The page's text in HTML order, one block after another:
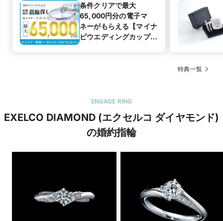
条件クリアで最大
65,000円分の電子マ
ネーがもらえる【マイナ
ビウエディングカップル
特典一覧
ENGAGE RING
EXELCO DIAMOND (エクセルコ ダイヤモンド)
の婚約指輪